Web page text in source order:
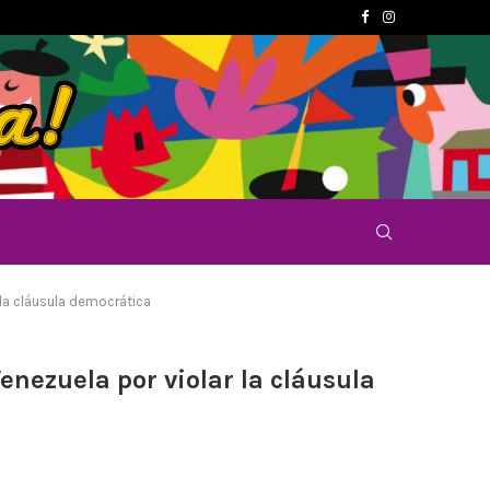
la cláusula democrática
por violar la cláusula